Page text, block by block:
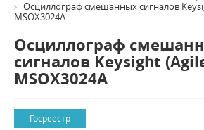
Осциллограф смешанных сигналов
MSOX3024A
Осциллограф
сигналов Keysight
MSOX3024A
Госреестр